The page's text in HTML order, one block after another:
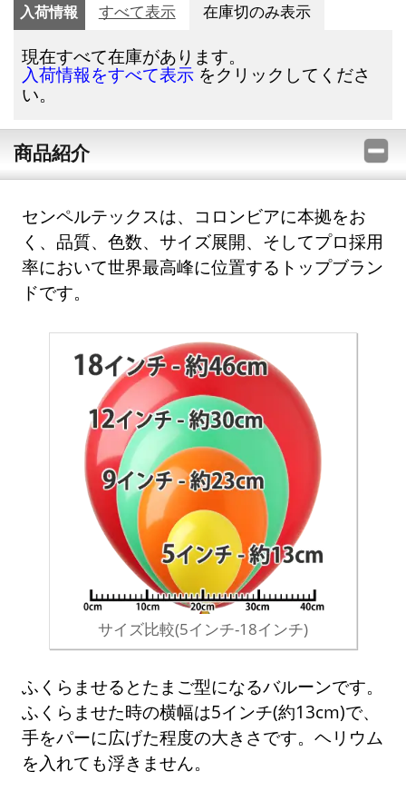
入荷情報 すべて表示 在庫切のみ表示
現在すべて在庫があります。
入荷情報をすべて表示 をクリックしてくださ
い。
商品紹介
センペルテックスは、コロンビアに本拠をお
く、品質、色数、サイズ展開、そしてプロ採用
率において世界最高峰に位置するトップブラン
ドです。
サイズ比較(5インチ-18インチ)
ふくらませるとたまご型になるバルーンです。
ふくらませた時の横幅は5インチ(約13cm)で、
手をパーに広げた程度の大きさです。ヘリウム
を入れても浮きません。